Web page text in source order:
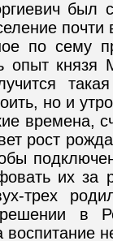
был
по сему
опыт
но и
времена,
рост
их за
трех
в